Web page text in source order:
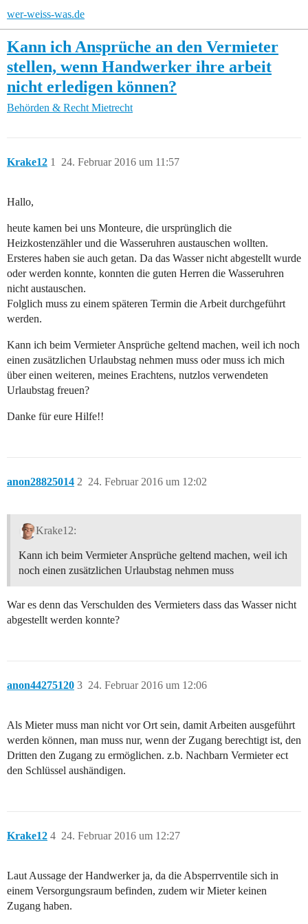
wer-weiss-was.de
Kann ich Ansprüche an den Vermieter
stellen, wenn Handwerker ihre arbeit
nicht erledigen können?
Behörden & Recht Mietrecht
Krake12 24. Februar 2016 um 11:57
1
Hallo,
heute kamen bei uns Monteure, die ursprünglich die
Heizkostenzähler und die Wasseruhren austauschen wollten.
Ersteres haben sie auch getan. Da das Wasser nicht abgestellt wurde
oder werden konnte, konnten die guten Herren die Wasseruhren
nicht austauschen.
Folglich muss zu einem späteren Termin die Arbeit durchgeführt
werden.
Kann ich beim Vermieter Ansprüche geltend machen, weil ich noch
einen zusätzlichen Urlaubstag nehmen muss oder muss ich mich
über einen weiteren, meines Erachtens, nutzlos verwendeten
Urlaubstag freuen?
Danke für eure Hilfe!!
anon28825014 24. Februar 2016 um 12:02
2
Krake12:
Kann ich beim Vermieter Ansprüche geltend machen, weil ich
noch einen zusätzlichen Urlaubstag nehmen muss
War es denn das Verschulden des Vermieters dass das Wasser nicht
abgestellt werden konnte?
anon44275120 24. Februar 2016 um 12:06
3
Als Mieter muss man nicht vor Ort sein, damit Arbeiten ausgeführt
werden können, man muss nur, wenn der Zugang berechtigt ist, den
Dritten den Zugang zu ermöglichen. z.b. Nachbarn Vermieter ect
den Schlüssel aushändigen.
Krake12 24. Februar 2016 um 12:27
4
Laut Aussage der Handwerker ja, da die Absperrventile sich in
einem Versorgungsraum befinden, zudem wir Mieter keinen
Zugang haben.